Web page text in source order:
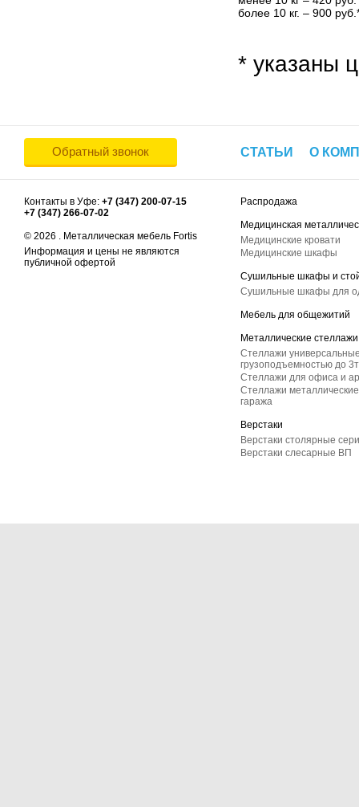
более 10 кг. – 900
* указаны
Обратный звонок СТАТЬИ О
Контакты в Уфе: +7 (347) 200-07-15
+7 (347) 266-07-02
© 2026 . Металлическая мебель Fortis
Информация и цены не являются
публичной офертой
Распродажа
Медицинская
Медицинские кровати
Медицинские шкафы
Сушильные шкафы и
Сушильные шкафы для
Мебель для общежитий
Металлические стеллажи
Стеллажи
грузоподъемностью до
Стеллажи для офиса и
Стеллажи
гаража
Верстаки
Верстаки столярные
Верстаки слесарные ВП